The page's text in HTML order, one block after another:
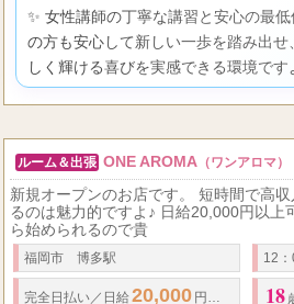
✨ 女性講師の丁寧な講習と安心の最
の方も安心して新しい一歩を踏み出せ
しく輝ける喜びを実感できる環境です
ルーム＆出張 ONE AROMA （ワンアロマ）
新規オープンのお店です。 短時間で高
るのは魅力的ですよ♪ 日給20,000円以上
ら始められるので貴
福岡市 博多駅 12
完全日払い／ 日給 20,000 円以上可。 18